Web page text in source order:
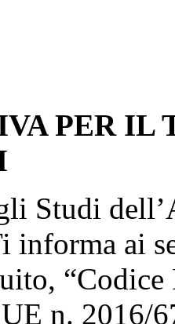
PER IL
Studi
informa ai
“Codice
n. 2016/